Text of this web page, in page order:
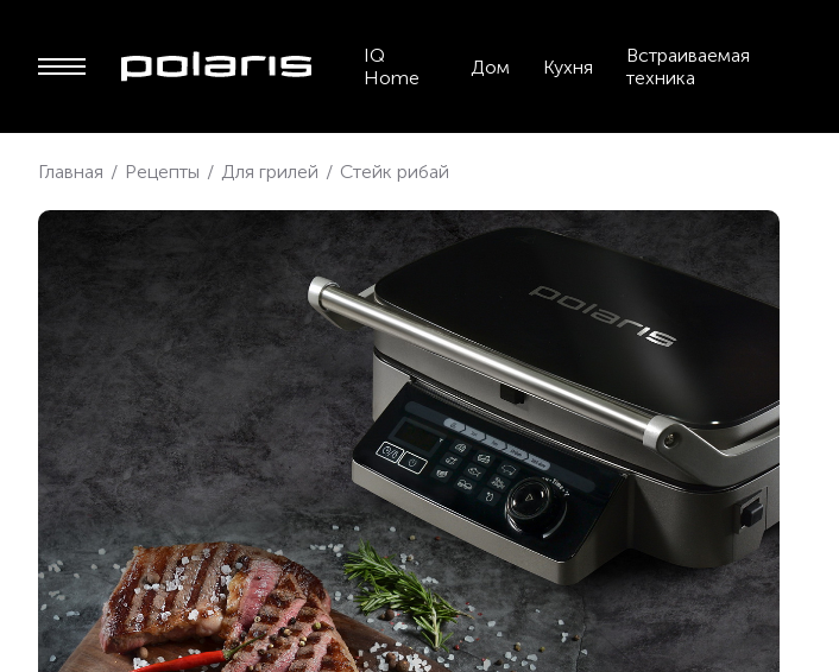
IQ
Home
Дом Кухня
Встраиваемая
техника
Главная / Рецепты / Для грилей / Стейк рибай